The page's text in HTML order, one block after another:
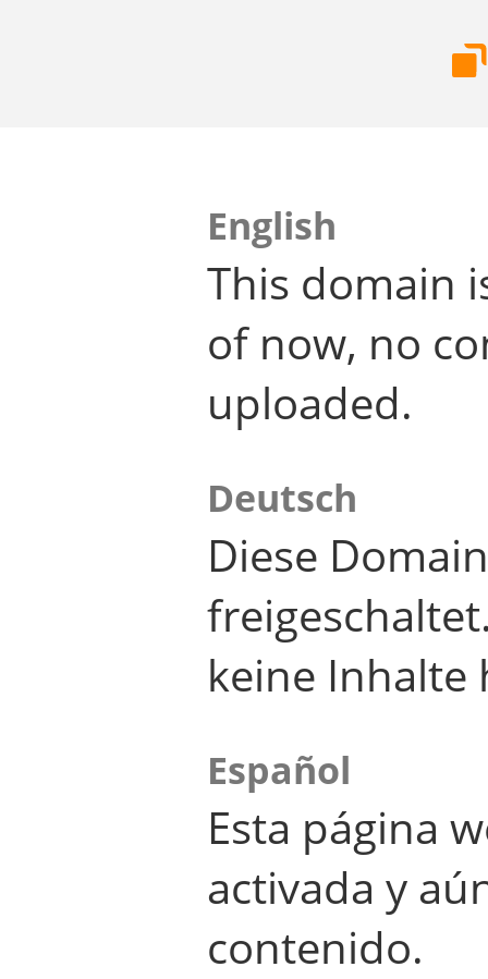
English
This domain
of now, no
uploaded.
Deutsch
Diese
keine Inhalte
Español
Esta página
activada y
contenido.